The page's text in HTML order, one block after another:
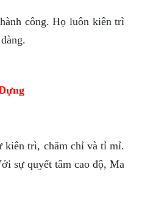
công. Họ luôn kiên trì
kiên trì, chăm chỉ và tỉ mỉ.
sự quyết tâm cao độ, Ma